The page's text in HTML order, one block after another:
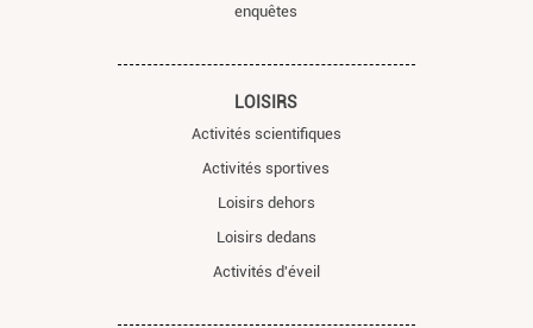
enquêtes
LOISIRS
Activités scientifiques
Activités sportives
Loisirs dehors
Loisirs dedans
Activités d'éveil